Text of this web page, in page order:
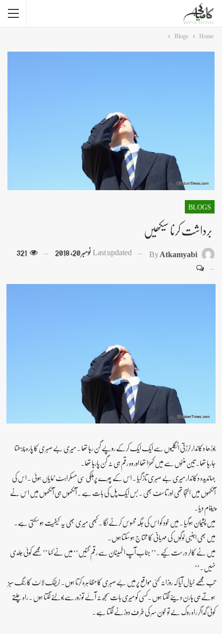
Home
Blogs
BLOGS
برداشت کرنا سیکھیں
ByAtkamyabi
Last updatedنومبر 20, 2018 321
بوڑھا دکاندار لرزتی انگلیوں سے ایک ایک کرکے روپے گن رہا تھا ۔ میری بے صبری کا پارہ چڑھتا
جارہا تھا۔ تین منٹوں سے میں کھڑا تھا اور وہ رقم ہی نہ گن پارہا تھا۔
جہاندیدہ دکاندار میری بے صبری تاڑ گیا ۔ اس کے چہرے پرہلکی سی مسکراہٹ نمایاں ہوئی ۔ اس کی
آنکھوں میں التجا تھی اور تاسف بھی ۔ بس ایک پل کی بات ہے ۔ آنکھوں ہی آنکھوں میں اس نے
پیغام دیا۔
میں پشیمان ہوگیا ۔ میں خود کو اس کی جگہ محسوس کرنے لگا ۔ کبھی میری بھی یہ کیفیت ہو سکتی ہے۔
میں بھی اجنبی لوگوں کی مہربانی کا محتاج ہو سکتاہوں۔
میں نے کالر درست کیے ۔’’ جناب آپ اطمینان سے رقم گنیں‘‘ میں نے کہا ’’ مجھے کوئی جلدی
نہیں۔‘‘
تب مجھے خیال آیا کہ روزانہ کئی مواقع پر میں بے صبری کا مظاہرہ کرتا ہوں۔ ٹریفک لائٹ کا رنگ سبز
ہوتے ہی ہارن دینے لگتا ہوں ۔کسی کو میری بات سمجھ نہ آئے تو زور سے بولنے لگتا ہوں ۔ راہ چلتے
کوئی گداگر راہ روک لے تو خون سر کی طر ف دوڑنے لگتا ہے۔